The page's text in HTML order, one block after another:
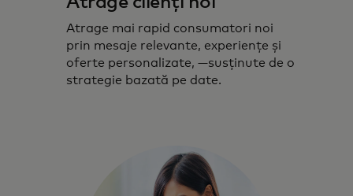
Atrage mai rapid consumatori noi
prin mesaje relevante, experiențe și
oferte personalizate, —susținute de o
strategie bazată pe date.